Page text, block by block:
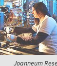
Joanneum